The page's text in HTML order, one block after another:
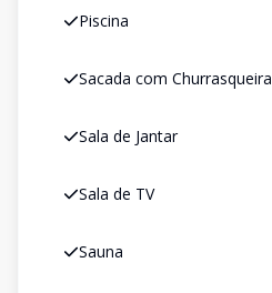
Piscina
Sacada com Churrasqueira
Sala de Jantar
Sala de TV
Sauna